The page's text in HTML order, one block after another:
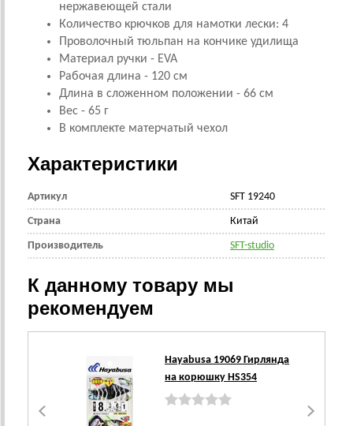
нержавеющей стали
Количество крючков для намотки лески: 4
Проволочный тюльпан на кончике удилища
Материал ручки - EVA
Рабочая длина - 120 см
Длина в сложенном положении - 66 см
Вес - 65 г
В комплекте матерчатый чехол
Характеристики
Артикул SFT 19240
Страна Китай
Производитель SFT-studio
К данному товару мы
рекомендуем
Hayabusa 19069 Гирлянда
на корюшку HS354